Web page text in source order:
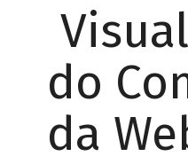
do
da